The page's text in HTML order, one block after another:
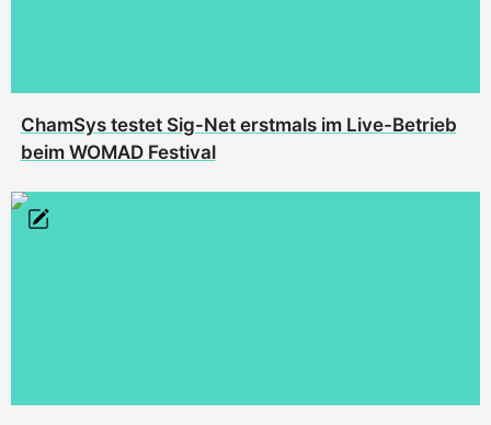
ChamSys testet Sig-Net erstmals im Live-Betrieb
beim WOMAD Festival